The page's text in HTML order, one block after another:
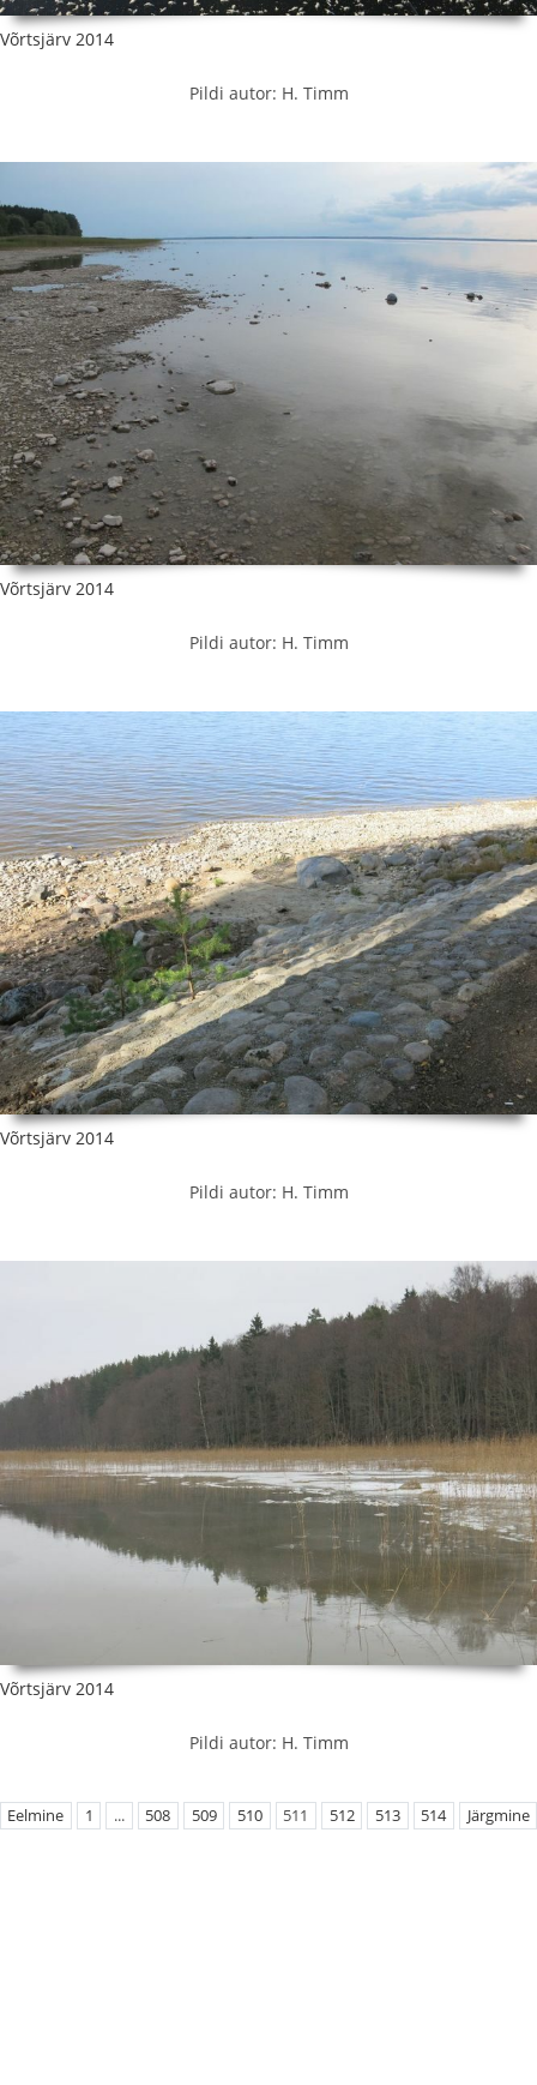
Võrtsjärv 2014
Pildi autor: H. Timm
Võrtsjärv 2014
Pildi autor: H. Timm
Võrtsjärv 2014
Pildi autor: H. Timm
Võrtsjärv 2014
Pildi autor: H. Timm
Eelmine 1 ... 508 509 510 511 512 513 514 Järgmine